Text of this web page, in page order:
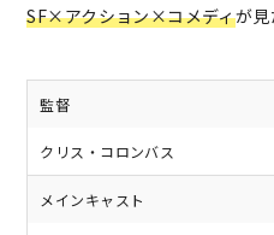
SF×アクション×コメディが見
監督
クリス・コロンバス
メインキャスト